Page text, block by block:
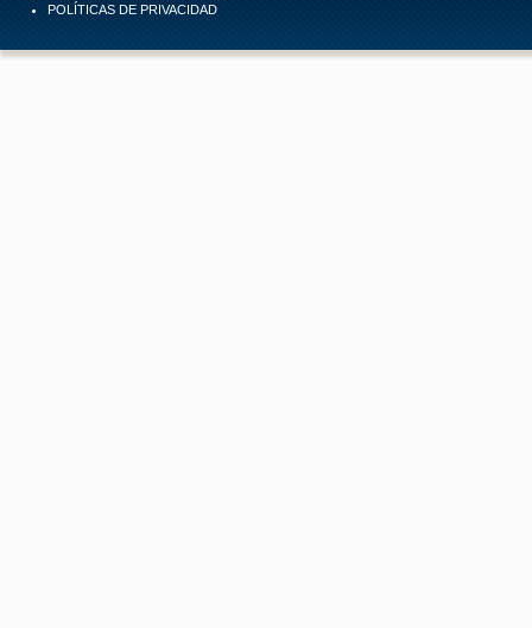
POLÍTICAS DE PRIVACIDAD